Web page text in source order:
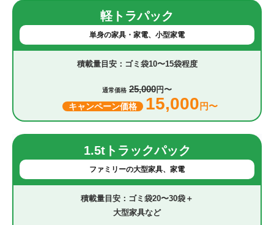
軽トラパック
単身の家具・家電、小型家電
ゴミ袋10〜15袋程度
通常価格 25,000円〜
キャンペーン価格 15,000 円〜
1.5tトラックパック
ファミリーの大型家具、家電
ゴミ袋20〜30袋＋
大型家具など